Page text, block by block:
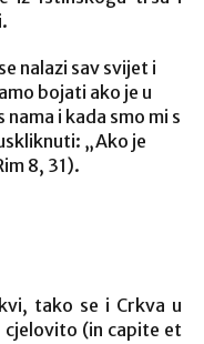
nalazi sav svijet i
bojati ako je u
i kada smo mi s
„Ako je
8, 31).
tako se i Crkva u
(in capite et